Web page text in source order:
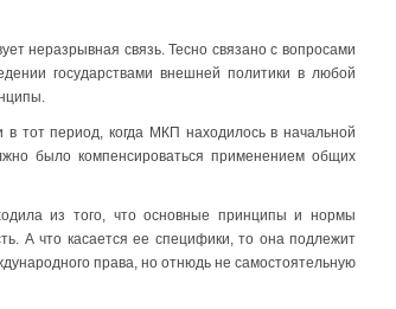
неразрывная связь. Тесно связано с вопросами
государствами внешней политики в любой
тот период, когда МКП находилось в начальной
было компенсироваться применением общих
из того, что основные принципы и нормы
А что касается ее специфики, то она подлежит
права, но отнюдь не самостоятельную